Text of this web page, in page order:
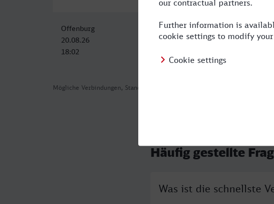
Mögliche Verbindungen, Stand: 2026-08-06 00:42
Offenburg
20.08.26
18:02
Kiel Hbf
21.08.26
11:17
Häufig gestellte
Was ist die schnellste